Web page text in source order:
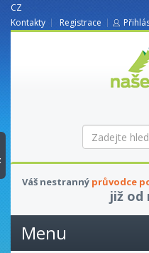
CZ
Kontakty
Registrace
Váš nestranný průvodce
již od
Menu